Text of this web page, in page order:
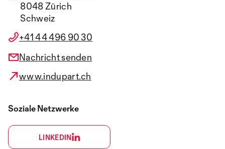
8048 Zürich
Schweiz
+41 44 496 90 30
Nachricht senden
www.indupart.ch
Soziale Netzwerke
LINKEDIN